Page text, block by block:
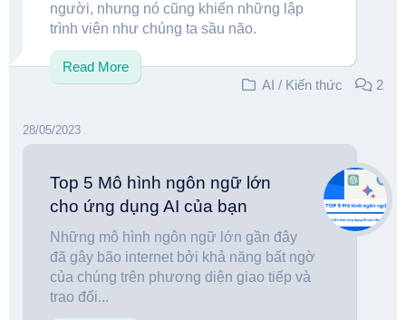
người, nhưng nó cũng khiến những lập
trình viên như chúng ta sầu não.
Read More
AI / Kiến thức 2
28/05/2023
Top 5 Mô hình ngôn ngữ lớn
cho ứng dụng AI của bạn
Những mô hình ngôn ngữ lớn gần đây
đã gây bão internet bởi khả năng bất ngờ
của chúng trên phương diện giao tiếp và
trao đổi...